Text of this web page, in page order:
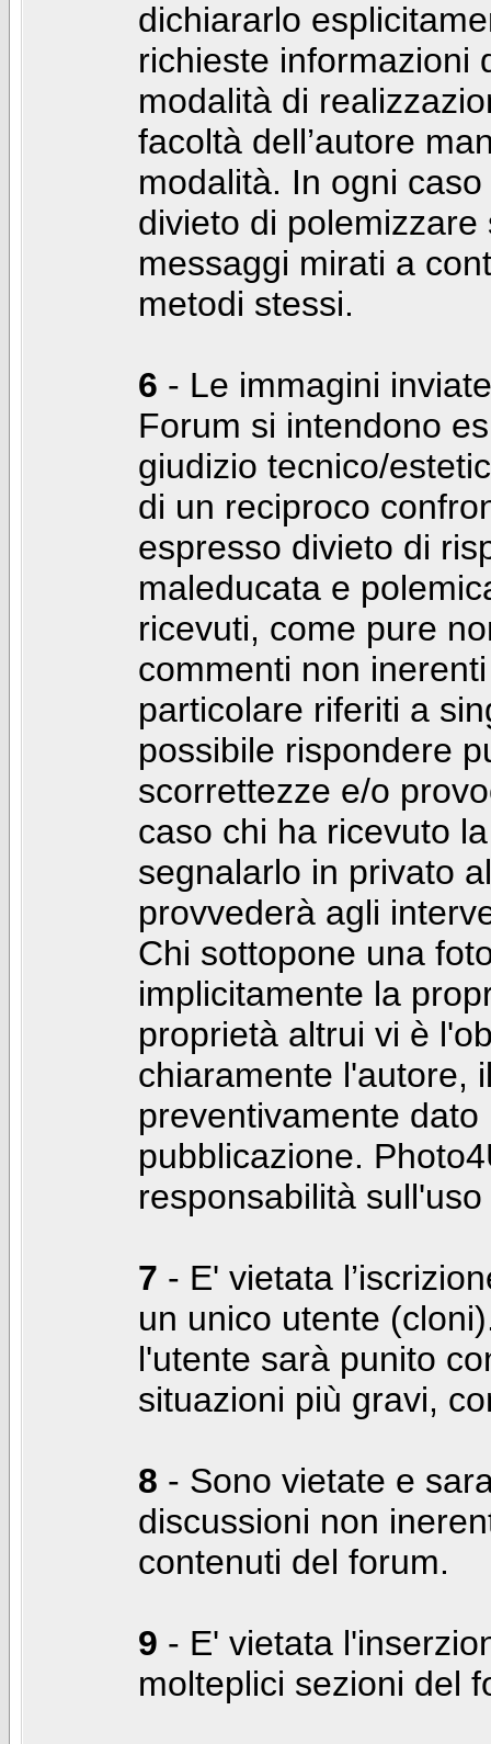
dichiararlo
richieste informazioni
modalità di
facoltà dell’autore
modalità. In ogni
divieto di
messaggi mirati a
metodi stessi.
6 - Le immagini
Forum si intendono
giudizio tecnico/
di un reciproco
espresso divieto di
maleducata e
ricevuti, come pure
commenti non
particolare riferiti a
possibile rispondere
scorrettezze e/o
caso chi ha ricevuto
segnalarlo in privato
provvederà agli
Chi sottopone una
implicitamente la
proprietà altrui vi è
chiaramente l'autore,
preventivamente
pubblicazione.
responsabilità
7 - E' vietata
un unico utente
l'utente sarà punito
situazioni più gravi,
8 - Sono vietate e
discussioni non
contenuti del forum.
9 - E' vietata
molteplici sezioni del